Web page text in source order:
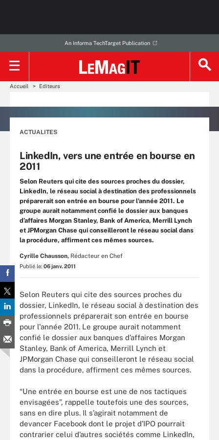
An Informa TechTarget Publication
Accueil Editeurs
ACTUALITES
LinkedIn, vers une entrée en bourse en
2011
Selon Reuters qui cite des sources proches du dossier,
LinkedIn, le réseau social à destination des professionnels
préparerait son entrée en bourse pour l'année 2011. Le
groupe aurait notamment confié le dossier aux banques
d’affaires Morgan Stanley, Bank of America, Merrill Lynch
et JPMorgan Chase qui conseilleront le réseau social dans
la procédure, affirment ces mêmes sources.
Cyrille Chausson, Rédacteur en Chef
Publié le: 06 janv. 2011
Selon Reuters qui cite des sources proches du
dossier, LinkedIn, le réseau social à destination des
professionnels préparerait son entrée en bourse
pour l'année 2011. Le groupe aurait notamment
confié le dossier aux banques d’affaires Morgan
Stanley, Bank of America, Merrill Lynch et
JPMorgan Chase qui conseilleront le réseau social
dans la procédure, affirment ces mêmes sources.
“Une entrée en bourse est une de nos tactiques
envisagées”, rappelle toutefois une des sources,
sans en dire plus. Il s’agirait notamment de
devancer Facebook dont le projet d’IPO pourrait
contrarier celui d’autres sociétés comme LinkedIn,